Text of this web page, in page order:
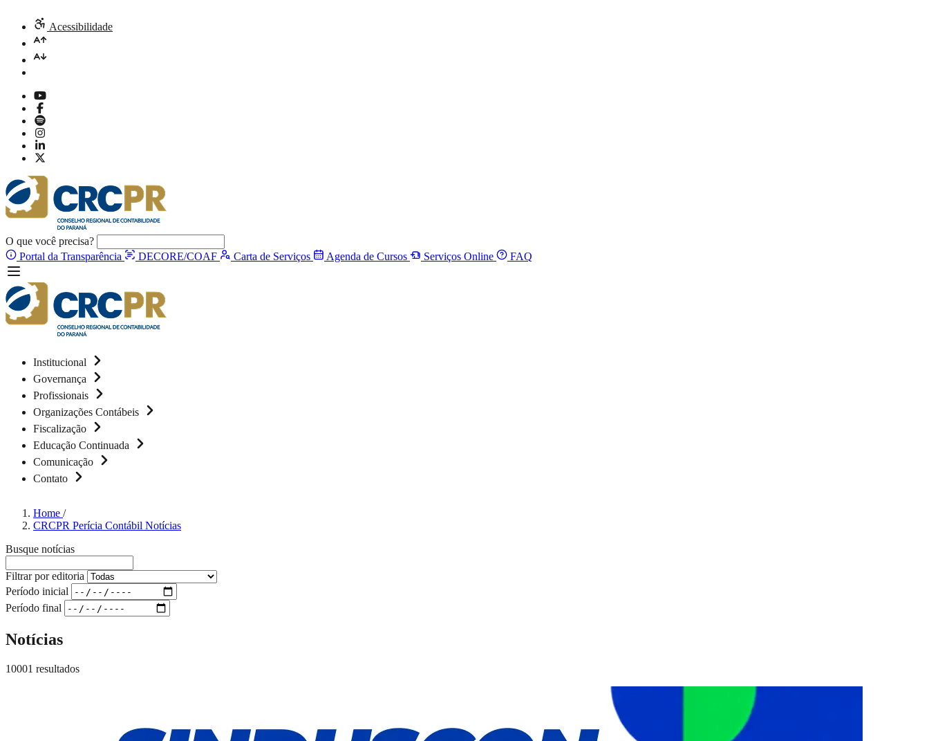
Acessibilidade
O que você precisa?
Portal da Transparência
DECORE/COAF Carta de Serviços Agenda de Cursos Serviços Online FAQ
Institucional
Governança
Profissionais
Organizações Contábeis
Fiscalização
Educação Continuada
Comunicação
Contato
Home /
CRCPR Perícia Contábil Notícias
Busque notícias
Filtrar por editoria
Período inicial
Período final
Notícias
10001 resultados